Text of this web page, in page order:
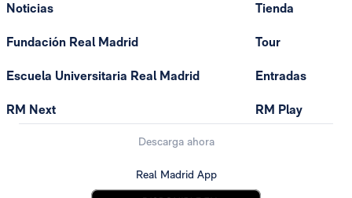
Noticias
Fundación Real Madrid
Escuela Universitaria Real Madrid
RM Next
Tienda
Tour
Entradas
RM Play
Descarga ahora
Real Madrid App